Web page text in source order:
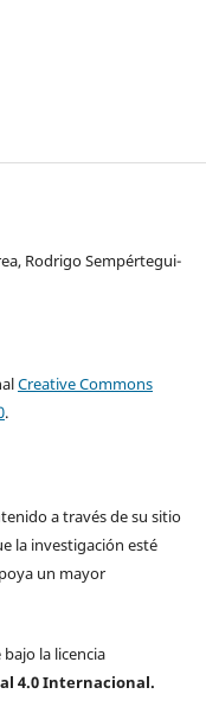
Rodrigo Sempértegui-
Creative Commons
.
a través de su sitio
la investigación esté
un mayor
la licencia
4.0 Internacional.